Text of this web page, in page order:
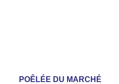
POÊLÉE DU MARCHÉ